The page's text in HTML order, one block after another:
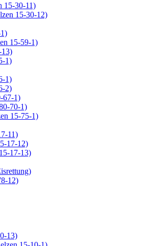
15-30-11)
15-30-12)
15-59-1)
1)
1)
2)
67-1)
70-1)
15-75-1)
11)
17-12)
17-13)
12)
13)